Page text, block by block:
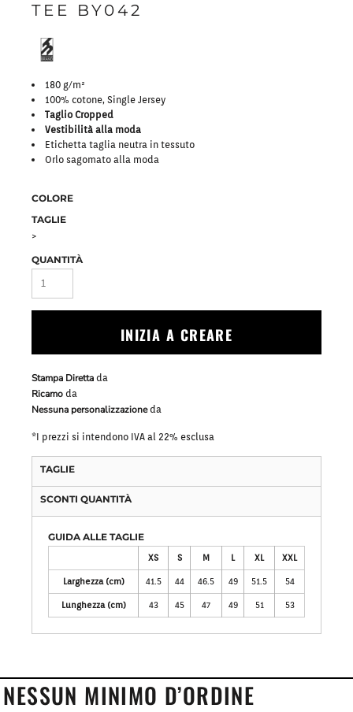
TEE BY042
180 g/m²
100% cotone, Single Jersey
Taglio Cropped
Vestibilità alla moda
Etichetta taglia neutra in tessuto
Orlo sagomato alla moda
COLORE
TAGLIE
>
QUANTITÀ
INIZIA A CREARE
Stampa Diretta da
Ricamo da
Nessuna personalizzazioneda
*I prezzi si intendono IVA al 22% esclusa
TAGLIE
SCONTI QUANTITÀ
GUIDA ALLE TAGLIE
XS S M L XL XXL
Larghezza (cm) 41.5 44 46.5 49 51.5 54
Lunghezza (cm) 43 45 47 49 51 53
NESSUN MINIMO D’ORDINE